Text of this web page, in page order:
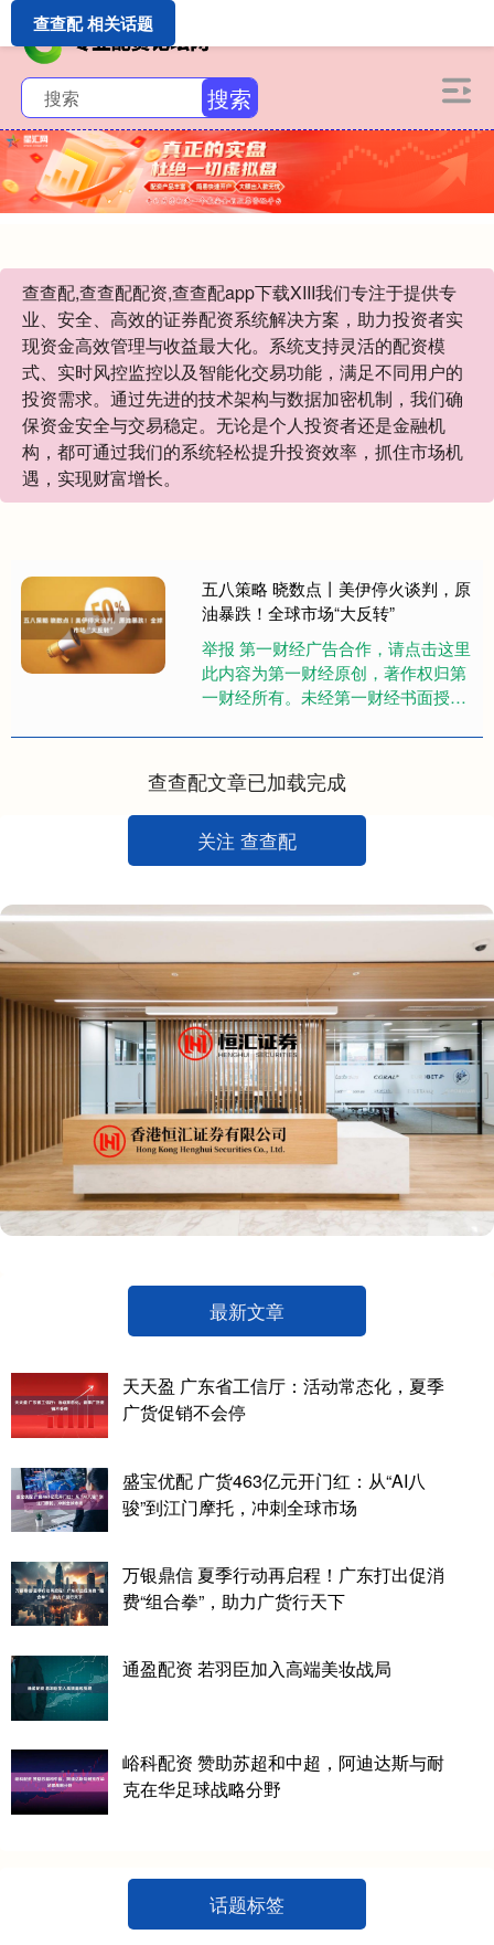
搜索
查查配,查查配配资,查查配app下载XIII‌我们专注于提供专
业、安全、高效的证券配资系统解决方案，助力投资者实
现资金高效管理与收益最大化。系统支持灵活的配资模
式、实时风控监控以及智能化交易功能，满足不同用户的
投资需求。通过先进的技术架构与数据加密机制，我们确
保资金安全与交易稳定。无论是个人投资者还是金融机
构，都可通过我们的系统轻松提升投资效率，抓住市场机
遇，实现财富增长。
查查配 相关话题
五八策略 晓数点丨美伊停火谈判，原
油暴跌！全球市场“大反转”
举报 第一财经广告合作，请点击这里
此内容为第一财经原创，著作权归第
一财经所有。未经第一财经书面授
转载、摘编、复制或建立镜像。第
一....
查查配文章已加载完成
关注 查查配
最新文章
天天盈 广东省工信厅：活动常态化，夏季
广货促销不会停
盛宝优配 广货463亿元开门红：从“AI八
骏”到江门摩托，冲刺全球市场
万银鼎信 夏季行动再启程！广东打出促消
费“组合拳”，助力广货行天下
通盈配资 若羽臣加入高端美妆战局
峪科配资 赞助苏超和中超，阿迪达斯与耐
克在华足球战略分野
话题标签